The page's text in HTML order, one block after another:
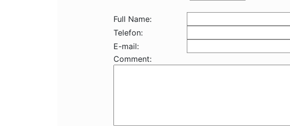
Full Name:
Telefon:
E-mail:
Comment: